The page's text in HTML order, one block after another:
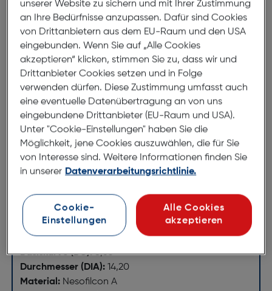
überzeugt durch herausragende
Trageeigenschaften und einem einmaligen Preis-
Leistungs-Verhältnis.
Gleicher Wassergehalt (78%) wie die Hornhaut für
ein angenehmes Tragegefühl während des
gesamten Tages
Minimieren die Austrocknung der Kontaktlinse
nach dem Vorbild der Tränenflüssigkeit für eine
andauernd hohe Feuchtigkeit während der
gesamten Tragezeit
Liefern den notwendigen Sauerstoff für das
Klares, scharfes Sehen den ganzen Tag bis in die
Nacht
Blockiert einen Großteil schädlicher UV-Strahlen
Basiskurve (BC):8,60
Durchmesser (DIA):14,20
Material:Nesofilcon A
unserer Website zu sichern und mit Ihrer Zustimmung
an Ihre Bedürfnisse anzupassen. Dafür sind Cookies
von Drittanbietern aus dem EU-Raum und den USA
eingebunden. Wenn Sie auf „Alle Cookies
akzeptieren“ klicken, stimmen Sie zu, dass wir und
Drittanbieter Cookies setzen und in Folge
verwenden dürfen. Diese Zustimmung umfasst auch
eine eventuelle Datenübertragung an von uns
eingebundene Drittanbieter (EU-Raum und USA).
Unter "Cookie-Einstellungen" haben Sie die
Möglichkeit, jene Cookies auszuwählen, die für Sie
von Interesse sind. Weitere Informationen finden Sie
in unserer Datenverarbeitungsrichtlinie.
Cookie-
Einstellungen
Alle Cookies
akzeptieren